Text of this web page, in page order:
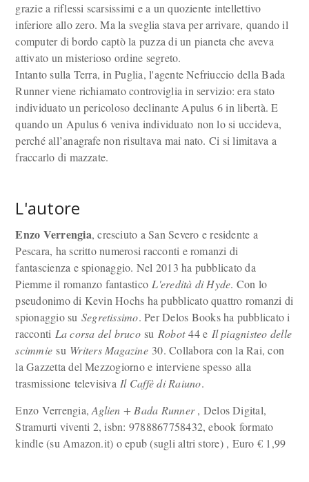
grazie a riflessi scarsissimi e a un quoziente intellettivo
inferiore allo zero. Ma la sveglia stava per arrivare, quando il
computer di bordo captò la puzza di un pianeta che aveva
attivato un misterioso ordine segreto.
Intanto sulla Terra, in Puglia, l'agente Nefriuccio della Bada
Runner viene richiamato controviglia in servizio: era stato
individuato un pericoloso declinante Apulus 6 in libertà. E
quando un Apulus 6 veniva individuato non lo si uccideva,
perché all’anagrafe non risultava mai nato. Ci si limitava a
fraccarlo di mazzate.
L'autore
Enzo Verrengia, cresciuto a San Severo e residente a
Pescara, ha scritto numerosi racconti e romanzi di
fantascienza e spionaggio. Nel 2013 ha pubblicato da
Piemme il romanzo fantastico L'eredità di Hyde. Con lo
pseudonimo di Kevin Hochs ha pubblicato quattro romanzi di
spionaggio su Segretissimo. Per Delos Books ha pubblicato i
racconti La corsa del brucosu Robot44 e Il piagnisteo delle
scimmie su Writers Magazine30. Collabora con la Rai, con
la Gazzetta del Mezzogiorno e interviene spesso alla
trasmissione televisiva Il Caffè di Raiuno.
Enzo Verrengia,Aglien + Bada Runner, Delos Digital,
Stramurti viventi 2, isbn: 9788867758432, ebook formato
kindle (su Amazon.it) o epub (sugli altri store) , Euro € 1,99